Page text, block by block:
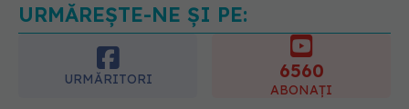
Alergia la ambrozie: 4 lucruri
esențiale despre simptome,
prevenție și tratament, explicate de
dr. Tudor Ciuhodaru
URMĂREȘTE-NE ȘI PE:
URMĂRITORI 6560
ABONAȚI